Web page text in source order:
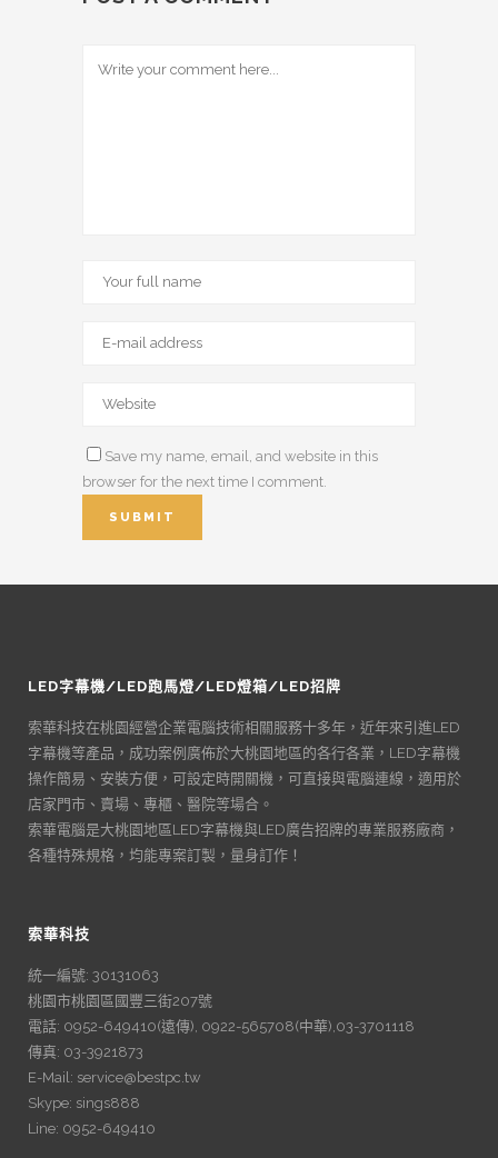
Save my name, email, and website in this
browser for the next time I comment.
LED字幕機/LED跑馬燈/LED燈箱/LED招牌
索華科技在桃園經營企業電腦技術相關服務十多年，近年來引進LED
字幕機等產品，成功案例廣佈於大桃園地區的各行各業，LED字幕機
操作簡易、安裝方便，可設定時開關機，可直接與電腦連線，適用於
店家門市、賣場、專櫃、醫院等場合。
索華電腦是大桃園地區LED字幕機與LED廣告招牌的專業服務廠商，
各種特殊規格，均能專案訂製，量身訂作！
索華科技
統一編號: 30131063
桃園市桃園區國豐三街207號
電話: 0952-649410(遠傳), 0922-565708(中華),03-3701118
傳真: 03-3921873
E-Mail: service@bestpc.tw
Skype: sings888
Line: 0952-649410